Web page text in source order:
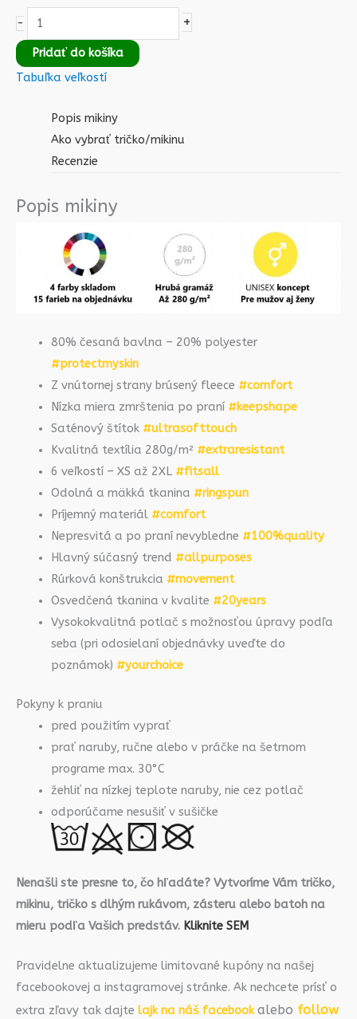
- +
Pridať do košíka
Tabuľka veľkostí
Popis mikiny
Ako vybrať tričko/mikinu
Recenzie
Popis mikiny
80% česaná bavlna – 20% polyester
#protectmyskin
Z vnútornej strany brúsený fleece #comfort
Nízka miera zmrštenia po praní #keepshape
Saténový štítok #ultrasofttouch
Kvalitná textília 280g/m² #extraresistant
6 veľkostí – XS až 2XL #fitsall
Odolná a mäkká tkanina #ringspun
Príjemný materiál #comfort
Nepresvitá a po praní nevybledne #100%quality
Hlavný súčasný trend #allpurposes
Rúrková konštrukcia #movement
Osvedčená tkanina v kvalite #20years
Vysokokvalitná potlač s možnosťou úpravy podľa
seba (pri odosielaní objednávky uveďte do
poznámok) #yourchoice
Pokyny k praniu
pred použitím vyprať
prať naruby, ručne alebo v práčke na šetrnom
programe max. 30°C
žehliť na nízkej teplote naruby, nie cez potlač
odporúčame nesušiť v sušičke
Nenašli ste presne to, čo hľadáte? Vytvoríme Vám tričko,
mikinu, tričko s dlhým rukávom, zásteru alebo batoh na
mieru podľa Vašich predstáv. Kliknite SEM
Pravidelne aktualizujeme limitované kupóny na našej
facebookovej a instagramovej stránke. Ak nechcete prísť o
extra zľavy tak dajte lajk na náš facebookalebo follow